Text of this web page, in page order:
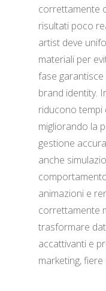
correttamente
risultati poco
artist deve
materiali per
fase
brand identity.
riducono tempi
migliorando la
gestione
anche
animazioni e
correttamente
trasformare
accattivanti e
marketing,